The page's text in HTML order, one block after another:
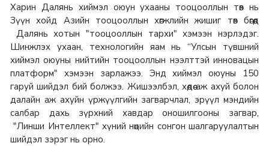
Харин Далянь хиймэл оюун ухааны тооцооллын төв нь
Зүүн хойд Азийн тооцооллын хөгжлийн жишиг төв бөгөөд
Далянь хотын "тооцооллын тархи" хэмээн нэрлэдэг.
Шинжлэх ухаан, технологийн яам нь “Улсын түвшний
хиймэл оюуны нийтийн тооцооллын нээлттэй инновацын
платформ" хэмээн зарлажээ. Энд хиймэл оюуны 150
гаруй шийдэл бий болжээ. Жишээлбэл, хөдөө аж ахуй болон
далайн аж ахуйн үржүүлгийн загварчлал, эрүүл мэндийн
салбар дахь зүрхний хавдар оношилгооны загвар,
"Линши Интеллект" хүний нөөцийн сонгон шалгаруулалтын
шийдэл зэрэг нь орно.